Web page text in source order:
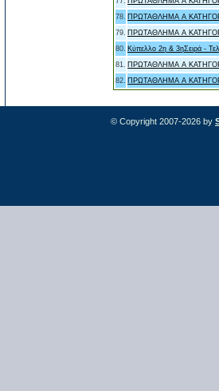
78. ΠΡΩΤΑΘΛΗΜΑ Α
79. ΠΡΩΤΑΘΛΗΜΑ Α
80. Κύπελλο 2η & 3ηΣειρά -
81. ΠΡΩΤΑΘΛΗΜΑ Α
82. ΠΡΩΤΑΘΛΗΜΑ Α
© Copyright 2007-2026 by